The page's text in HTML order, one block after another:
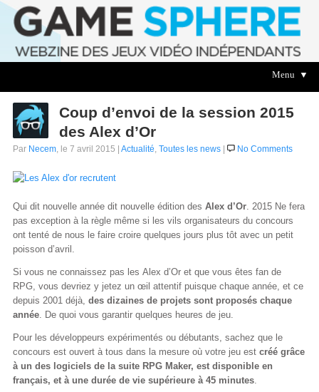
Menu ▼
Coup d’envoi de la session 2015
des Alex d’Or
Par Necem, le 7 avril 2015 | Actualité, Toutes les news| No Comments
Qui dit nouvelle année dit nouvelle édition des Alex d’Or. 2015 Ne fera
pas exception à la règle même si les vils organisateurs du concours
ont tenté de nous le faire croire quelques jours plus tôt avec un petit
poisson d’avril.
Si vous ne connaissez pas les Alex d’Or et que vous êtes fan de
RPG, vous devriez y jetez un œil attentif puisque chaque année, et ce
depuis 2001 déjà, des dizaines de projets sont proposés chaque
année. De quoi vous garantir quelques heures de jeu.
Pour les développeurs expérimentés ou débutants, sachez que le
concours est ouvert à tous dans la mesure où votre jeu est créé grâce
à un des logiciels de la suite RPG Maker, est disponible en
français, et à une durée de vie supérieure à 45 minutes.